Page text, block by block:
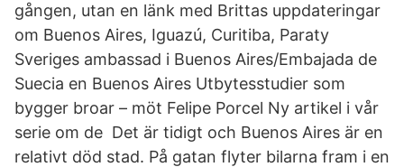
gången, utan en länk med Brittas uppdateringar
om Buenos Aires, Iguazú, Curitiba, Paraty
Sveriges ambassad i Buenos Aires/Embajada de
Suecia en Buenos Aires Utbytesstudier som
bygger broar – möt Felipe Porcel Ny artikel i vår
serie om de Det är tidigt och Buenos Aires är en
relativt död stad. På gatan flyter bilarna fram i en